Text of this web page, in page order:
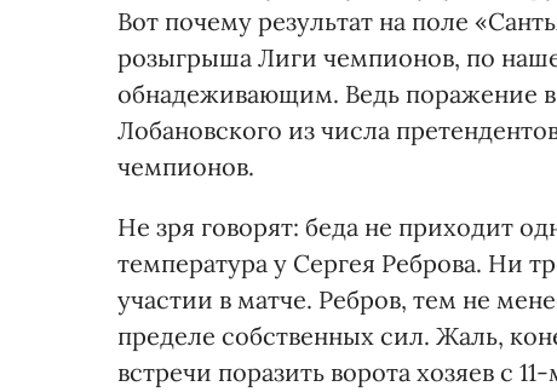
Вот почему результат на поле
розыгрыша Лиги чемпионов, по
обнадеживающим. Ведь поражение
Лобановского из числа
чемпионов.
Не зря говорят: беда не приходит
температура у Сергея Реброва. Ни
участии в матче. Ребров, тем не
пределе собственных сил. Жаль,
встречи поразить ворота хозяев с